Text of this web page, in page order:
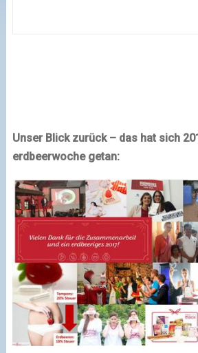
Unser Blick zurück – das hat sich
erdbeerwoche getan: